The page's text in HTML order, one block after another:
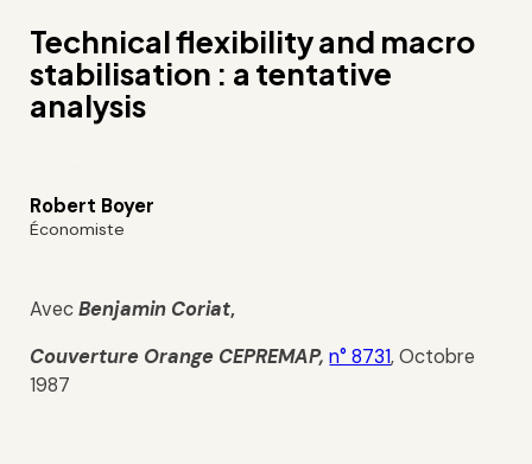
Technical flexibility and macro
stabilisation : a tentative
analysis
Robert Boyer
Économiste
AvecBenjamin Coriat,
Couverture Orange CEPREMAP, n° 8731, Octobre
1987